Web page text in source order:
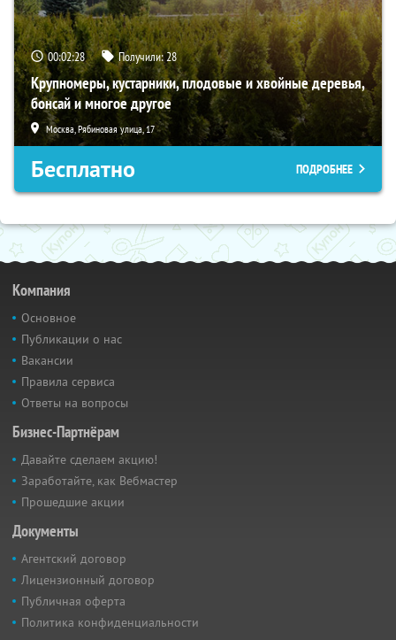
00:02:27 Получили:28
Крупномеры, кустарники, плодовые и хвойные деревья,
бонсай и многое другое
Москва, Рябиновая улица, 17
Бесплатно ПОДРОБНЕЕ
Компания
Основное
Публикации о нас
Вакансии
Правила сервиса
Ответы на вопросы
Бизнес-Партнёрам
Давайте сделаем акцию!
Заработайте, как Вебмастер
Прошедшие акции
Документы
Агентский договор
Лицензионный договор
Публичная оферта
Политика конфиденциальности